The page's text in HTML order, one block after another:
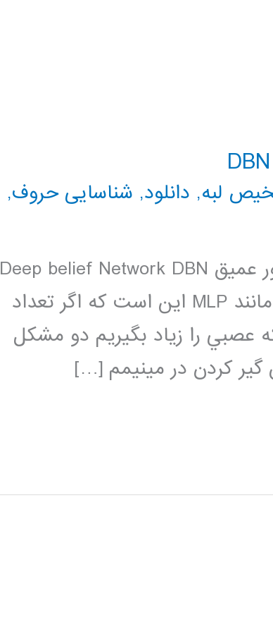
لبه, دانلود, شناسایی حروف,
فيلم آموزش فارسي و كدهاي اماده شبكه باور عميق Deep belief Network DBN
. . يكي از معايب شبكه هاي عصبي معمول مانند MLP اين است كه اگر تعداد
عصبي را زياد بگيريم دو مشكل
كردن در مينيمم […]